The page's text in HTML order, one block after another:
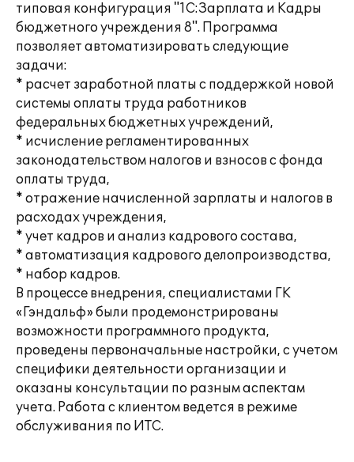
типовая конфигурация "1С:Зарплата и Кадры
бюджетного учреждения 8". Программа
позволяет автоматизировать следующие
задачи:
* расчет заработной платы с поддержкой новой
системы оплаты труда работников
федеральных бюджетных учреждений,
* исчисление регламентированных
законодательством налогов и взносов с фонда
оплаты труда,
* отражение начисленной зарплаты и налогов в
расходах учреждения,
* учет кадров и анализ кадрового состава,
* автоматизация кадрового делопроизводства,
* набор кадров.
В процессе внедрения, специалистами ГК
«Гэндальф» были продемонстрированы
возможности программного продукта,
проведены первоначальные настройки, с учетом
специфики деятельности организации и
оказаны консультации по разным аспектам
учета. Работа с клиентом ведется в режиме
обслуживания по ИТС.